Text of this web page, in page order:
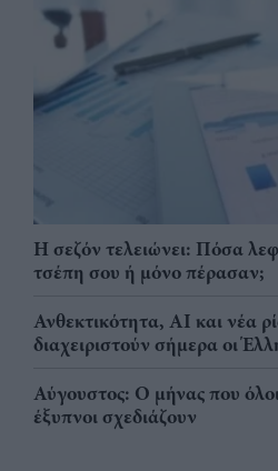
Η σεζόν τελειώνει: Πόσα
τσέπη σου ή μόνο πέρασαν;
Ανθεκτικότητα, AI και νέα
διαχειριστούν σήμερα οι
Αύγουστος: Ο μήνας που όλοι
έξυπνοι σχεδιάζουν